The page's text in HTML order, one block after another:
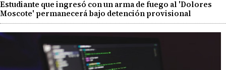
Estudiante que ingresó con un arma de fuego al 'Dolores
Moscote' permanecerá bajo detención provisional